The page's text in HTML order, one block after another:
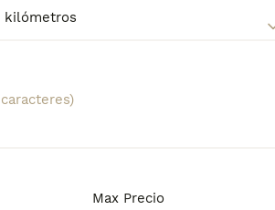
Max Precio
Pastor Islandés Perros para
esta búsqueda guarda tu
y espera el resultado perfecto: